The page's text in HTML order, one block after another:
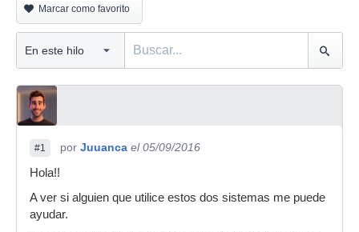
Marcar como favorito
#1 por Juuanca el 05/09/2016
Hola!!
A ver si alguien que utilice estos dos sistemas me puede
ayudar.